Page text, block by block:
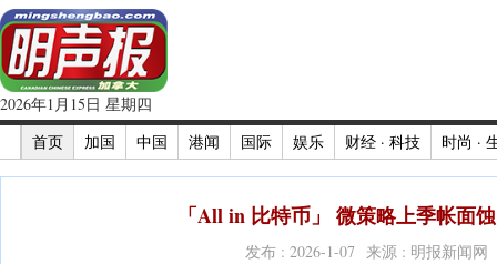
2026年1月15日 星期四
首页
加国 中国 港闻 国际 娱乐 财经 · 科技 时尚 ·
「All in 比特币」 微策略上季帐面
发布 : 2026-1-07 来源 : 明报新闻网